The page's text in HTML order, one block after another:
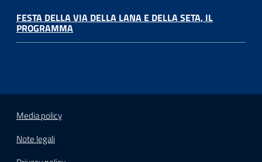
FESTA DELLA VIA DELLA LANA E DELLA SETA, IL
PROGRAMMA
Media policy
Note legali